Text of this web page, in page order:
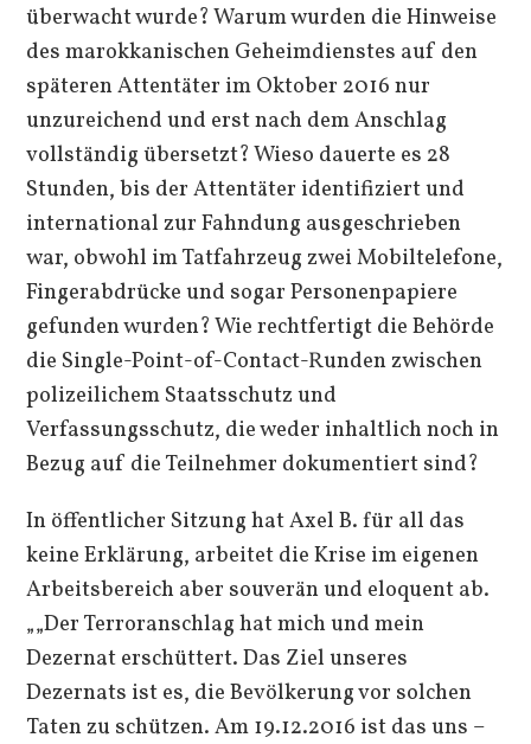
überwacht wurde? Warum wurden die Hinweise
des marokkanischen Geheimdienstes auf den
späteren Attentäter im Oktober 2016 nur
unzureichend und erst nach dem Anschlag
vollständig übersetzt? Wieso dauerte es 28
Stunden, bis der Attentäter identifiziert und
international zur Fahndung ausgeschrieben
war, obwohl im Tatfahrzeug zwei Mobiltelefone,
Fingerabdrücke und sogar Personenpapiere
gefunden wurden? Wie rechtfertigt die Behörde
die Single-Point-of-Contact-Runden zwischen
polizeilichem Staatsschutz und
Verfassungsschutz, die weder inhaltlich noch in
Bezug auf die Teilnehmer dokumentiert sind?
In öffentlicher Sitzung hat Axel B. für all das
keine Erklärung, arbeitet die Krise im eigenen
Arbeitsbereich aber souverän und eloquent ab.
„„Der Terroranschlag hat mich und mein
Dezernat erschüttert. Das Ziel unseres
Dezernats ist es, die Bevölkerung vor solchen
Taten zu schützen. Am 19.12.2016 ist das uns –